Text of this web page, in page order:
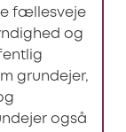
fællesveje
og
grundejer,
også